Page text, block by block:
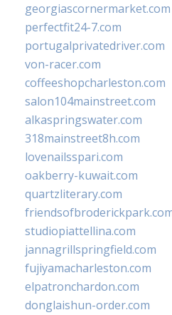
georgiascornermarket.com
perfectfit24-7.com
portugalprivatedriver.com
von-racer.com
coffeeshopcharleston.com
salon104mainstreet.com
alkaspringswater.com
318mainstreet8h.com
lovenailsspari.com
oakberry-kuwait.com
quartzliterary.com
studiopiattellina.com
jannagrillspringfield.com
fujiyamacharleston.com
elpatronchardon.com
donglaishun-order.com